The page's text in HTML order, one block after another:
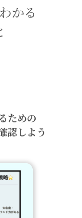
かる
ための
認しよう